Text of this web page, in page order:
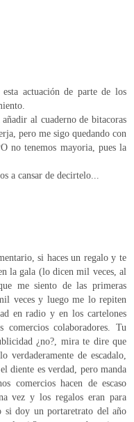
actuación de parte de los
al cuaderno de bitacoras
pero me sigo quedando con
no tenemos mayoria, pues la
a cansar de decirtelo...
si haces un regalo y te
la gala (lo dicen mil veces, al
me siento de las primeras
veces y luego me lo repiten
en radio y en los cartelones
colaboradores. Tu
¿no?, mira te dire que
verdaderamente de escadalo,
diente es verdad, pero manda
comercios hacen de escaso
vez y los regalos eran para
si doy un portaretrato del año